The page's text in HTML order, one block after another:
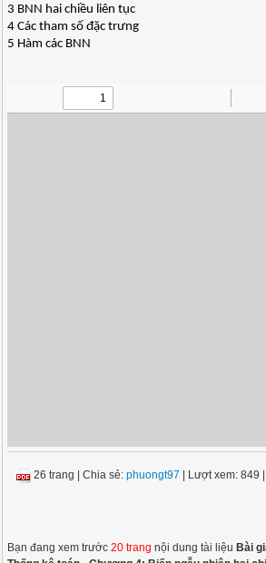
3 BNN hai chiều liên tục
4 Các tham số đặc trưng
5 Hàm các BNN
26 trang |Chia sẻ:phuongt97 | Lượt xem: 849
Bạn đang xem trước20 trang nội dung tài liệu Bài